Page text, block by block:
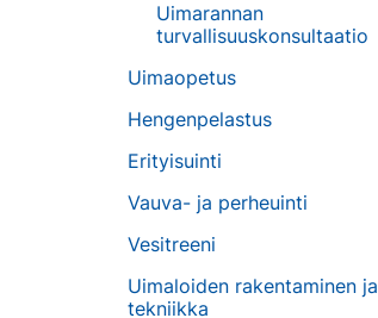
Uimarannan
turvallisuuskonsultaatio
Uimaopetus
Hengenpelastus
Erityisuinti
Vauva- ja perheuinti
Vesitreeni
Uimaloiden rakentaminen ja
tekniikka